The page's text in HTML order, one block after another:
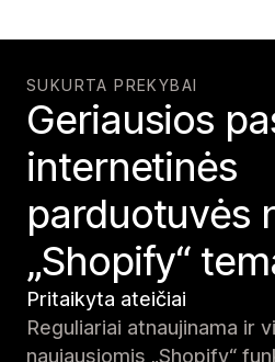
SUKURTA PREKYBAI
Geriausios
internetinės
parduotuvės
„Shopify“
Pritaikyta ateičiai
Reguliariai atnaujinama ir
naujausiomis „Shopify“